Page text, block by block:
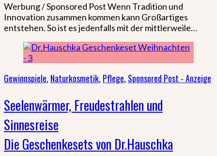
Werbung / Sponsored Post Wenn Tradition und
Innovation zusammen kommen kann Großartiges
entstehen. So ist es jedenfalls mit der mittlerweile…
Gewinnspiele, Naturkosmetik, Pflege, Sponsored Post - Anzeige
Seelenwärmer, Freudestrahlen und
Sinnesreise
Die Geschenkesets von Dr.Hauschka